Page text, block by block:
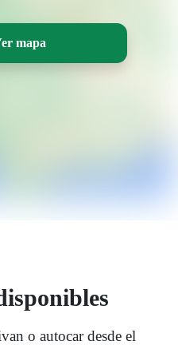
mapa
o autocar desde el